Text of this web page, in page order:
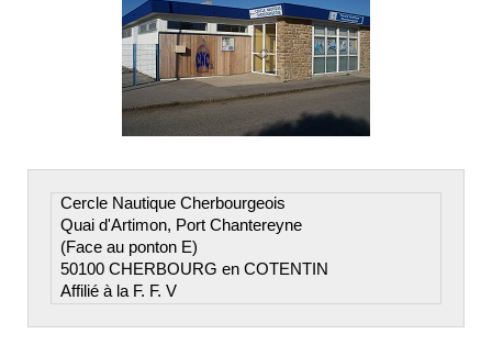
Cercle Nautique Cherbourgeois
Quai d'Artimon, Port Chantereyne
(Face au ponton E)
50100 CHERBOURG en COTENTIN
Affilié à la F. F. V